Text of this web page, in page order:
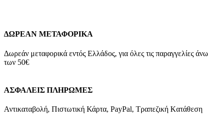
ΔΩΡΕΑΝ ΜΕΤΑΦΟΡΙΚΑ
Δωρεάν μεταφορικά εντός Ελλάδος, για όλες τις παραγγελίες άνω
των 50€
ΑΣΦΑΛΕΙΣ ΠΛΗΡΩΜΕΣ
Αντικαταβολή, Πιστωτική Κάρτα, PayPal, Τραπεζική Kατάθεση